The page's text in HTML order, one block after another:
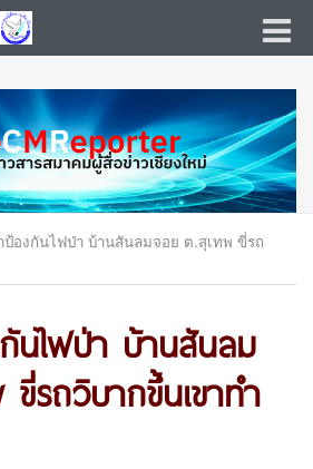
ป้องกันไฟป่า บ้านสันลมจอย ต.สุเทพ ขี่รถ
นไฟป่า บ้านสันลม
รถวิบากขึ้นเขาทำ